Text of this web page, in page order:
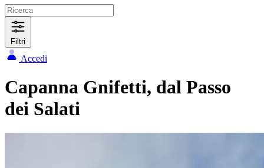
Filtri
Accedi
Capanna Gnifetti, dal Passo
dei Salati